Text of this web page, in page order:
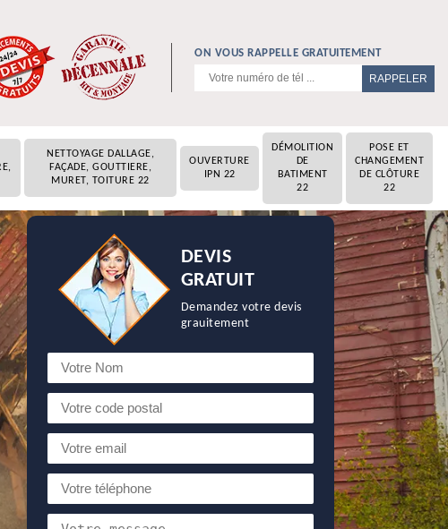
ON VOUS RAPPELLE GRATUITEMENT
NETTOYAGE DALLAGE,
FAÇADE, GOUTTIERE,
MURET, TOITURE 22
OUVERTURE
IPN 22
DÉMOLITION
DE
BATIMENT
22
POSE ET
CHANGEMENT
DE CLÔTURE
22
DEVIS
GRATUIT
Demandez votre devis
grauitement